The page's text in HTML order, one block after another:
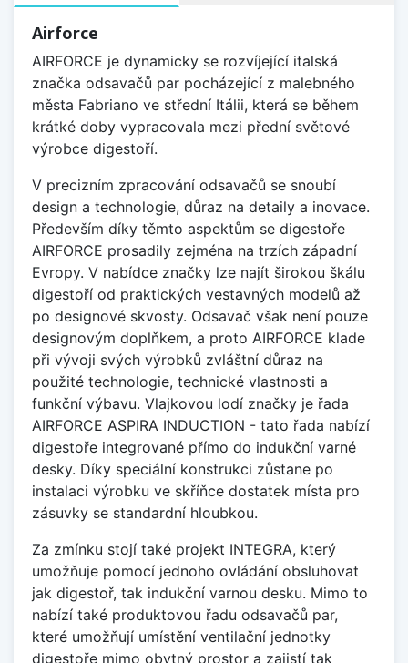
Airforce
AIRFORCE je dynamicky se rozvíjející italská
značka odsavačů par pocházející z malebného
města Fabriano ve střední Itálii, která se během
krátké doby vypracovala mezi přední světové
výrobce digestoří.
V precizním zpracování odsavačů se snoubí
design a technologie, důraz na detaily a inovace.
Především díky těmto aspektům se digestoře
AIRFORCE prosadily zejména na trzích západní
Evropy. V nabídce značky lze najít širokou škálu
digestoří od praktických vestavných modelů až
po designové skvosty. Odsavač však není pouze
designovým doplňkem, a proto AIRFORCE klade
při vývoji svých výrobků zvláštní důraz na
použité technologie, technické vlastnosti a
funkční výbavu. Vlajkovou lodí značky je řada
AIRFORCE ASPIRA INDUCTION - tato řada nabízí
digestoře integrované přímo do indukční varné
desky. Díky speciální konstrukci zůstane po
instalaci výrobku ve skříňce dostatek místa pro
zásuvky se standardní hloubkou.
Za zmínku stojí také projekt INTEGRA, který
umožňuje pomocí jednoho ovládání obsluhovat
jak digestoř, tak indukční varnou desku. Mimo to
nabízí také produktovou řadu odsavačů par,
které umožňují umístění ventilační jednotky
digestoře mimo obytný prostor a zajistí tak